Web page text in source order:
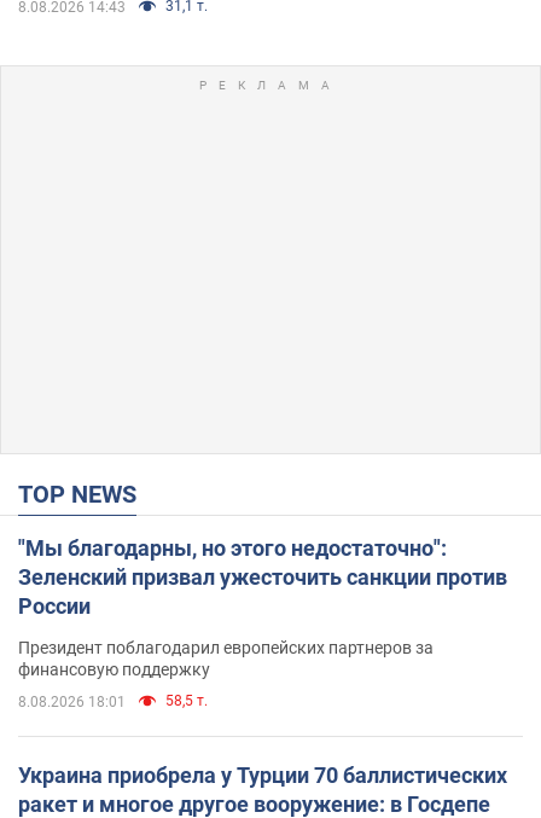
8.08.2026 14:43 31,1 т.
TOP NEWS
"Мы благодарны, но этого недостаточно":
Зеленский призвал ужесточить санкции против
России
Президент поблагодарил европейских партнеров за
финансовую поддержку
8.08.2026 18:01 58,5 т.
Украина приобрела у Турции 70 баллистических
ракет и многое другое вооружение: в Госдепе